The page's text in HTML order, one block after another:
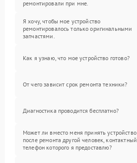
ремонтировали при мне.
Я хочу, чтобы мое устройство
ремонтировалось только оригинальными
запчастями.
Как я узнаю, что мое устройство готово?
От чего зависит срок ремонта техники?
Диагностика проводится бесплатно?
Может ли вместо меня принять устройство
после ремонта другой человек, контактный
телефон которого я предоставлю?